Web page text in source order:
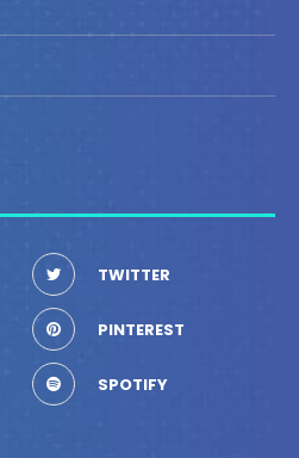
TWITTER
PINTEREST
SPOTIFY